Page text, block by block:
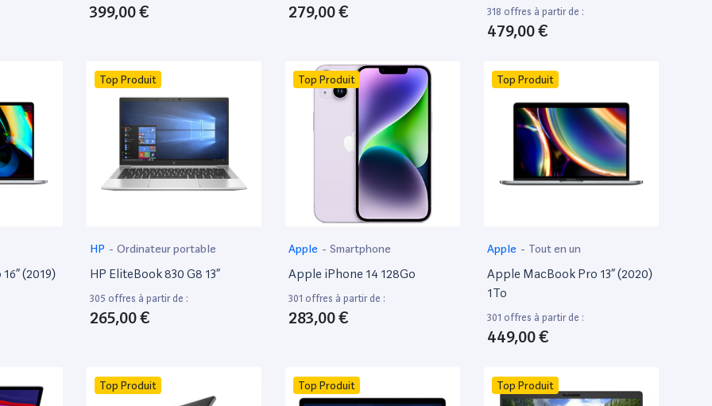
399,00 € 279,00 € 318 offres à partir de :
479,00 €
(2019)
Top Produit
HP - Ordinateur portable
HP EliteBook 830 G8 13”
305 offres à partir de :
265,00 €
Top Produit
Apple - Smartphone
Apple iPhone 14 128Go
301 offres à partir de :
283,00 €
Top Produit
Apple - Tout en un
Apple MacBook Pro 13” (2020)
1To
301 offres à partir de :
449,00 €
Top Produit Top Produit Top Produit